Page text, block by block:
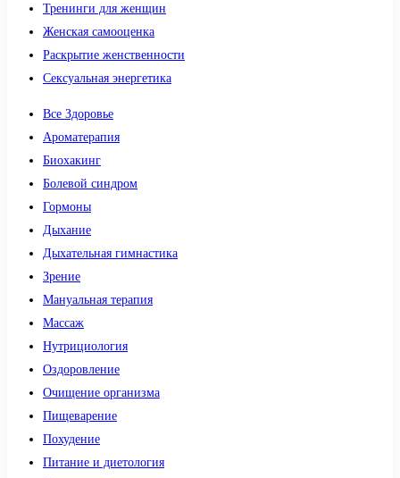
Тренинги для женщин
Женская самооценка
Раскрытие женственности
Сексуальная энергетика
Все Здоровье
Ароматерапия
Биохакинг
Болевой синдром
Гормоны
Дыхание
Дыхательная гимнастика
Зрение
Мануальная терапия
Массаж
Нутрициология
Оздоровление
Очищение организма
Пищеварение
Похудение
Питание и диетология